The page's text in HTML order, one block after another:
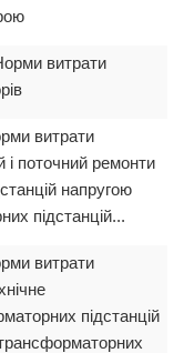
витрати
витрати
і поточний ремонти
напругою
підстанцій...
витрати
підстанцій